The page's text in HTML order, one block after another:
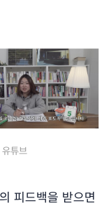
튜브
피드백을 받으면